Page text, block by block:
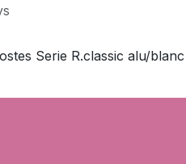
Serie R.classic alu/blanc